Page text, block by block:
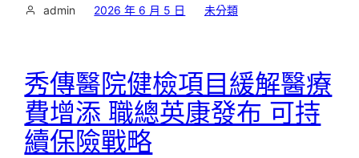
admin 2026 年 6 月 5 日 未分類
秀傳醫院健檢項目緩解醫療
費增添 職總英康發布 可持
續保險戰略